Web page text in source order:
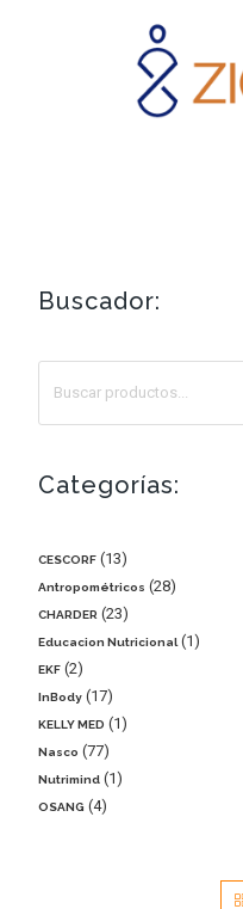
Buscador:
Categorías:
CESCORF 13
Antropométricos 28
CHARDER 23
Educacion Nutricional 1
EKF 2
InBody 17
KELLY MED 1
Nasco 77
Nutrimind 1
OSANG 4